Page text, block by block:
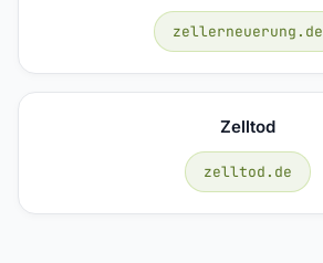
zellerneuerung.de
Zelltod
zelltod.de